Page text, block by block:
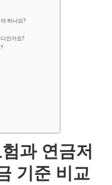
하나요?
인가요?
과 연금저
기준 비교